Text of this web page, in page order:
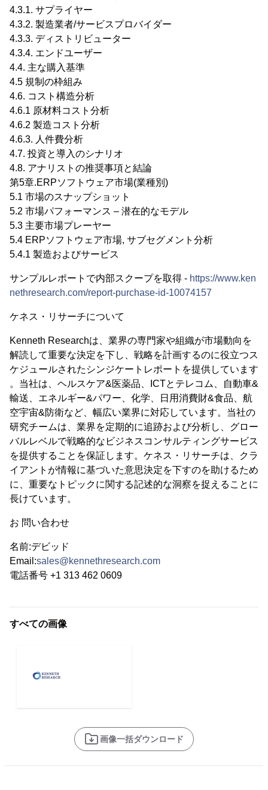
4.3.1. サプライヤー
4.3.2. 製造業者/サービスプロバイダー
4.3.3. ディストリビューター
4.3.4. エンドユーザー
4.4. 主な購入基準
4.5 規制の枠組み
4.6. コスト構造分析
4.6.1 原材料コスト分析
4.6.2 製造コスト分析
4.6.3. 人件費分析
4.7. 投資と導入のシナリオ
4.8. アナリストの推奨事項と結論
第5章.ERPソフトウェア市場(業種別)
5.1 市場のスナップショット
5.2 市場パフォーマンス – 潜在的なモデル
5.3 主要市場プレーヤー
5.4 ERPソフトウェア市場, サブセグメント分析
5.4.1 製造およびサービス
サンプルレポートで内部スクープを取得 - https://www.ken
nethresearch.com/report-purchase-id-10074157
ケネス・リサーチについて
Kenneth Researchは、業界の専門家や組織が市場動向を
解読して重要な決定を下し、戦略を計画するのに役立つス
ケジュールされたシンジケートレポートを提供しています
。当社は、ヘルスケア&医薬品、ICTとテレコム、自動車&
輸送、エネルギー&パワー、化学、日用消費財&食品、航
空宇宙&防衛など、幅広い業界に対応しています。当社の
研究チームは、業界を定期的に追跡および分析し、グロー
バルレベルで戦略的なビジネスコンサルティングサービス
を提供することを保証します。ケネス・リサーチは、クラ
イアントが情報に基づいた意思決定を下すのを助けるため
に、重要なトピックに関する記述的な洞察を捉えることに
長けています。
お 問い合わせ
名前:デビッド
Email:sales@kennethresearch.com
電話番号 +1 313 462 0609
すべての画像
画像一括ダウンロード